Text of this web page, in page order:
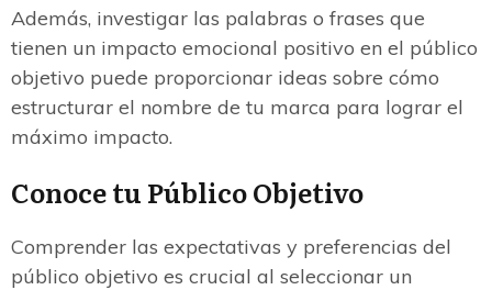
Además, investigar las palabras o frases que
tienen un impacto emocional positivo en el público
objetivo puede proporcionar ideas sobre cómo
estructurar el nombre de tu marca para lograr el
máximo impacto.
Conoce tu Público Objetivo
Comprender las expectativas y preferencias del
público objetivo es crucial al seleccionar un